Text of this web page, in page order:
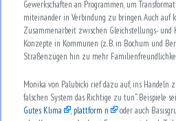
Gewerkschaften an Programmen, um
miteinander in Verbindung zu bringen. Auch auf
Zusammenarbeit zwischen Gleichstellungs-
Konzepte in Kommunen (z. B. in Bochum und
Straßenzügen hin zu mehr
Monika von Palubicki rief dazu auf, ins Handeln
falschen System das Richtige zu tun“. Beispiele
Gutes Klima
, plattform n
oder auch